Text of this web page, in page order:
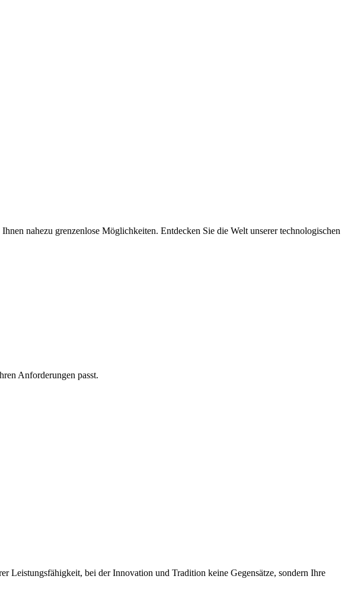
nahezu grenzenlose Möglichkeiten. Entdecken Sie die Welt unserer technologischen
Anforderungen passt.
Leistungsfähigkeit, bei der Innovation und Tradition keine Gegensätze, sondern Ihre